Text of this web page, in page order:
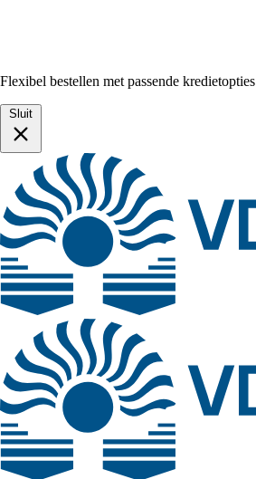
Flexibel bestellen met passende kredietopties
Sluit